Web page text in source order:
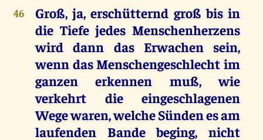
46
Groß, ja, erschütternd groß bis in
die Tiefe jedes Menschenherzens
wird dann das Erwachen sein,
wenn das Menschengeschlecht im
ganzen erkennen muß, wie
verkehrt die eingeschlagenen
Wege waren, welche Sünden es am
laufenden Bande beging, nicht